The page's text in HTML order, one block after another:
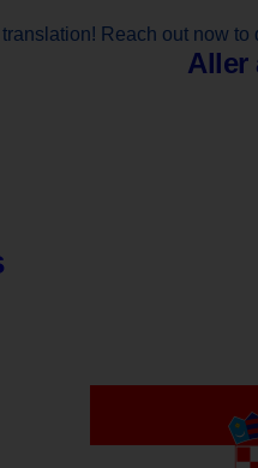
Reach out now to
Aller